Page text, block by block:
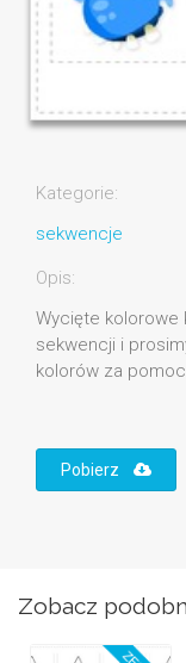
Kategorie:
sekwencje
Opis:
Wycięte kolorowe
sekwencji i
kolorów za
Pobierz
Zobacz